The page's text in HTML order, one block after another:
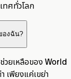
ทศทั่วโลก
องฉัน?
วยเหลือของ World
เพียงแค่เขย่า